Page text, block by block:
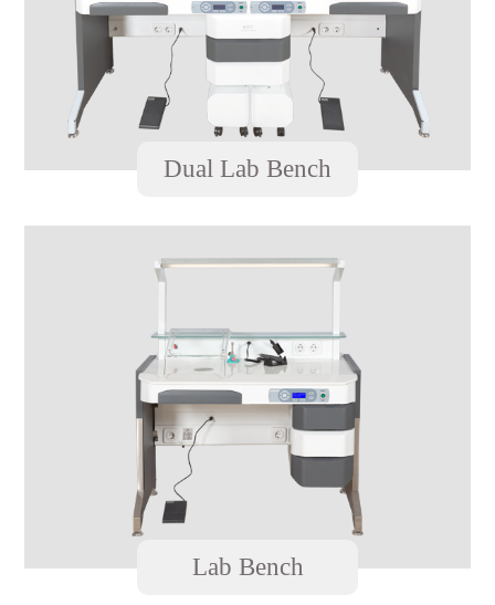
Dual Lab Bench
Lab Bench